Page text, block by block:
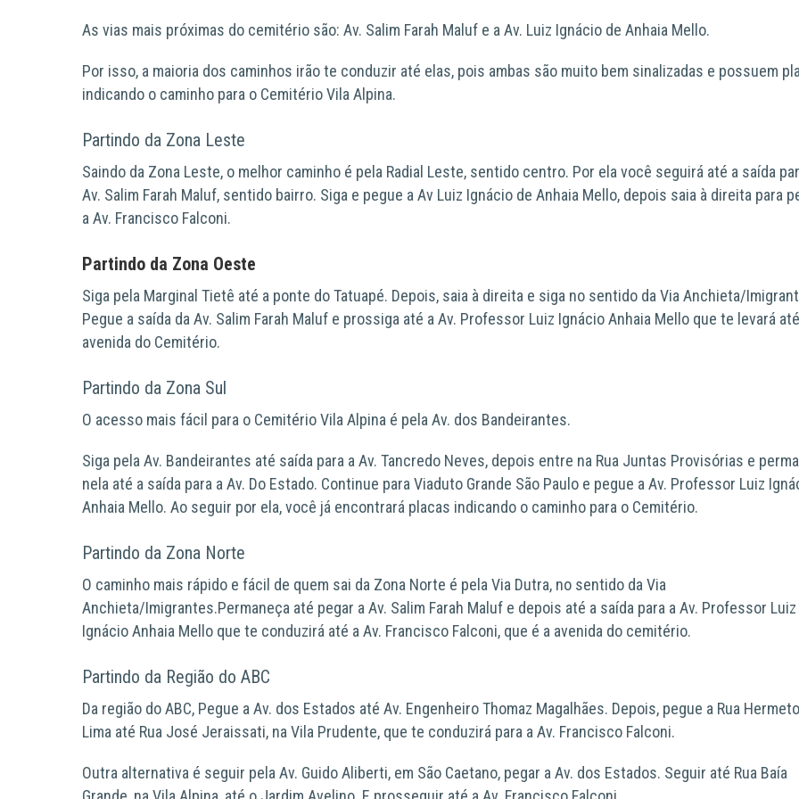
As vias mais próximas do cemitério são: Av. Salim Farah Maluf e a Av. Luiz Ignácio de Anhaia Mello.
Por isso, a maioria dos caminhos irão te conduzir até elas, pois ambas são muito bem sinalizadas e possuem
indicando o caminho para o Cemitério Vila Alpina.
Partindo da Zona Leste
Saindo da Zona Leste, o melhor caminho é pela Radial Leste, sentido centro. Por ela você seguirá até a saída
Av. Salim Farah Maluf, sentido bairro. Siga e pegue a Av Luiz Ignácio de Anhaia Mello, depois saia à direita para
a Av. Francisco Falconi.
Partindo da Zona Oeste
Siga pela Marginal Tietê até a ponte do Tatuapé. Depois, saia à direita e siga no sentido da Via Anchieta/
Pegue a saída da Av. Salim Farah Maluf e prossiga até a Av. Professor Luiz Ignácio Anhaia Mello que te levará
avenida do Cemitério.
Partindo da Zona Sul
O acesso mais fácil para o Cemitério Vila Alpina é pela Av. dos Bandeirantes.
Siga pela Av. Bandeirantes até saída para a Av. Tancredo Neves, depois entre na Rua Juntas Provisórias e
nela até a saída para a Av. Do Estado. Continue para Viaduto Grande São Paulo e pegue a Av. Professor Luiz
Anhaia Mello. Ao seguir por ela, você já encontrará placas indicando o caminho para o Cemitério.
Partindo da Zona Norte
O caminho mais rápido e fácil de quem sai da Zona Norte é pela Via Dutra, no sentido da Via
Anchieta/Imigrantes.Permaneça até pegar a Av. Salim Farah Maluf e depois até a saída para a Av. Professor Luiz
Ignácio Anhaia Mello que te conduzirá até a Av. Francisco Falconi, que é a avenida do cemitério.
Partindo da Região do ABC
Da região do ABC, Pegue a Av. dos Estados até Av. Engenheiro Thomaz Magalhães. Depois, pegue a Rua Hermeto
Lima até Rua José Jeraissati, na Vila Prudente, que te conduzirá para a Av. Francisco Falconi.
Outra alternativa é seguir pela Av. Guido Aliberti, em São Caetano, pegar a Av. dos Estados. Seguir até Rua Baía